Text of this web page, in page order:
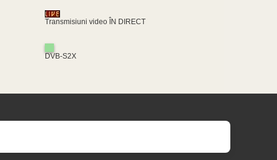
Transmisiuni video ÎN DIRECT
DVB-S2X